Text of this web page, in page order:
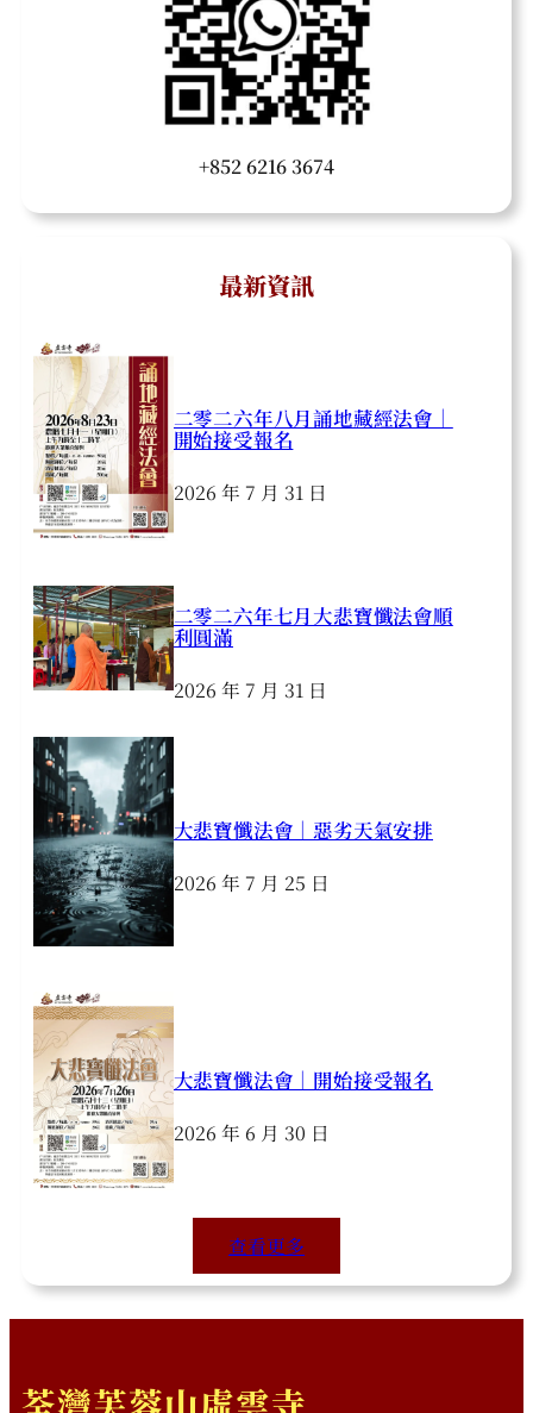
+852 6216 3674
最新資訊
二零二六年八月誦地藏經法會｜
開始接受報名
2026 年 7 月 31 日
二零二六年七月大悲寶懺法會順
利圓滿
2026 年 7 月 31 日
大悲寶懺法會｜惡劣天氣安排
2026 年 7 月 25 日
大悲寶懺法會｜開始接受報名
2026 年 6 月 30 日
查看更多
荃灣芙蓉山虛雲寺